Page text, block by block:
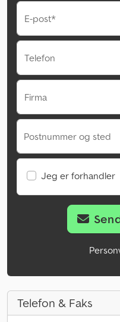
E-post*
Telefon
Firma
Postnummer og sted
Jeg er forhandler
Telefon & Faks